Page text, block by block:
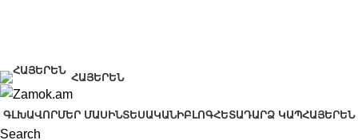
ՀԱՅԵՐԵՆ
ԳԼԽԱՎՈՐՄԵՐ ՄԱՍԻՆՏԵՍԱԿԱՆԻԲԼՈԳՀԵՏԱԴԱՐՁ ԿԱՊՀԱՅԵՐԵՆ
Search